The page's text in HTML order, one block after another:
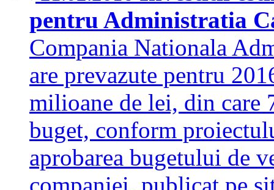
pentru Administratia
Compania Nationala
are prevazute pentru
milioane de lei, din care
buget, conform
aprobarea bugetului de